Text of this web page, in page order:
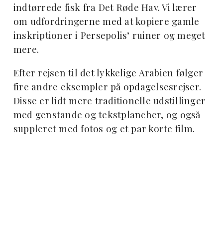
indtørrede fisk fra Det Røde Hav. Vi lærer
om udfordringerne med at kopiere gamle
inskriptioner i Persepolis’ ruiner og meget
mere.
Efter rejsen til det lykkelige Arabien følger
fire andre eksempler på opdagelsesrejser.
Disse er lidt mere traditionelle udstillinger
med genstande og tekstplancher, og også
suppleret med fotos og et par korte film.